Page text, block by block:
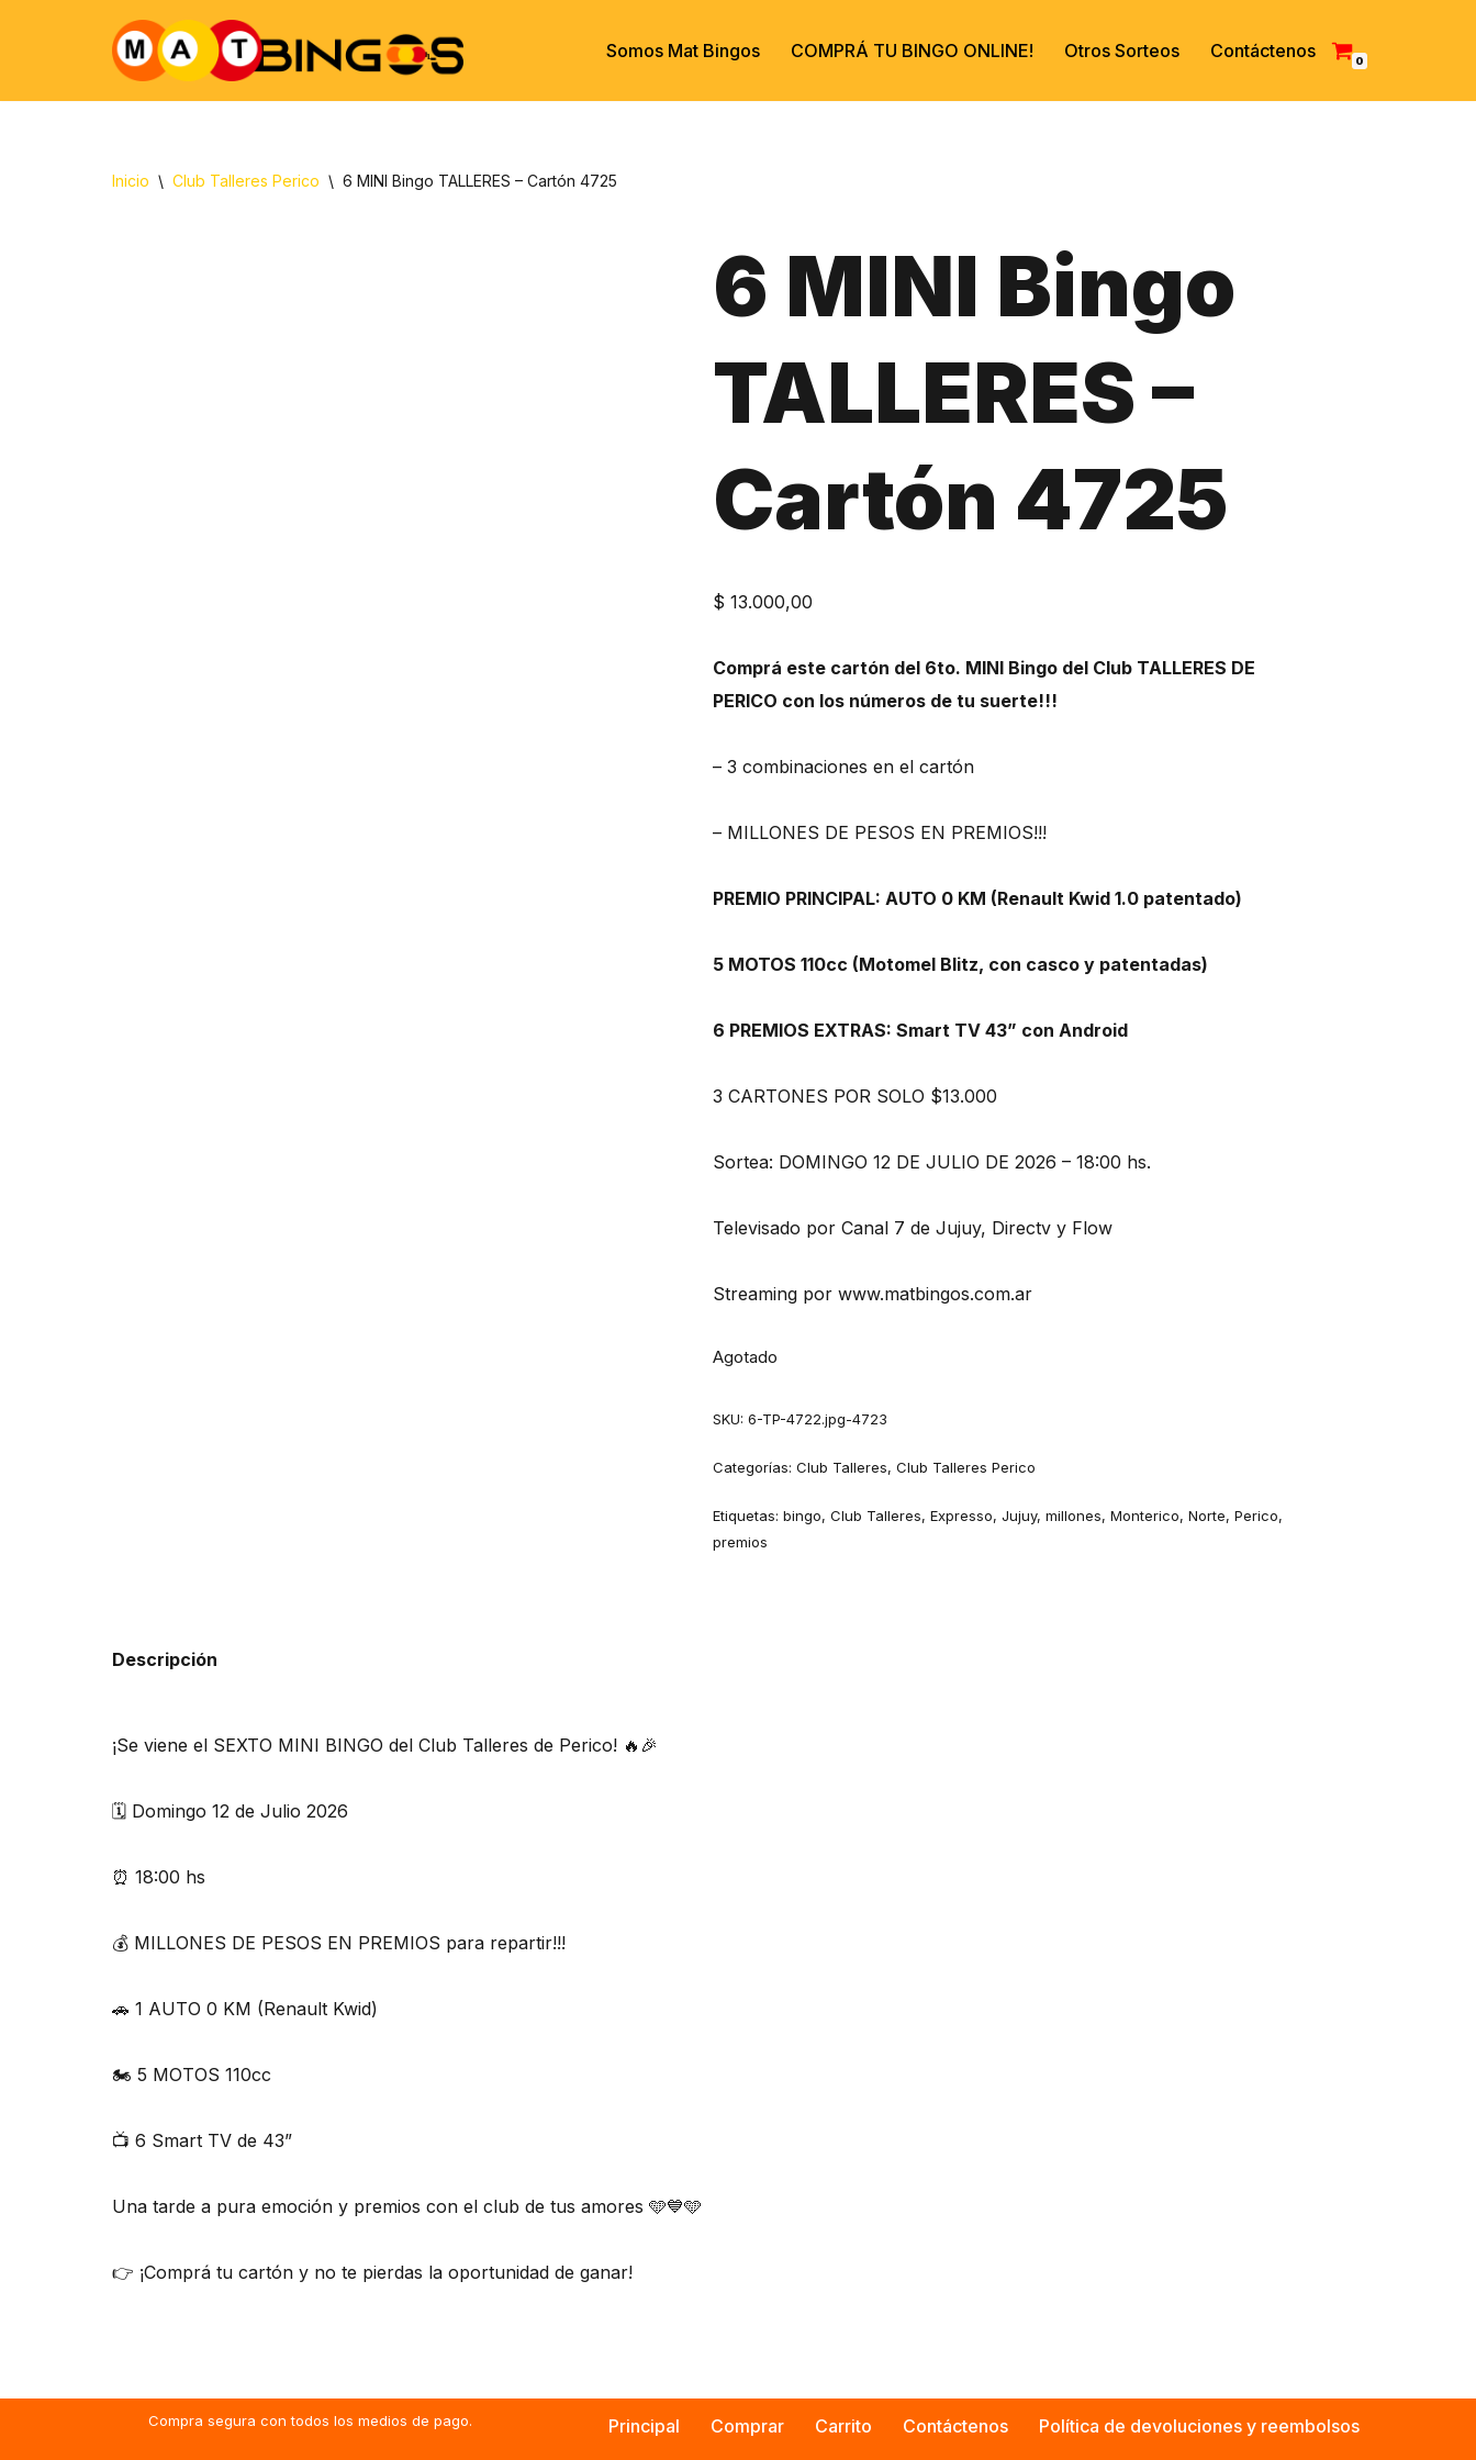
al
Somos Mat Bingos COMPRÁ TU BINGO ONLINE! Otros Sorteos Contáctenos 0
Inicio \ Club Talleres Perico \ 6 MINI Bingo TALLERES – Cartón 4725
6 MINI Bingo
TALLERES –
Cartón 4725
$ 13.000,00
Comprá este cartón del 6to. MINI Bingo del Club TALLERES DE
PERICO con los números de tu suerte!!!
– 3 combinaciones en el cartón
– MILLONES DE PESOS EN PREMIOS!!!
PREMIO PRINCIPAL: AUTO 0 KM (Renault Kwid 1.0 patentado)
5 MOTOS 110cc (Motomel Blitz, con casco y patentadas)
6 PREMIOS EXTRAS: Smart TV 43” con Android
3 CARTONES POR SOLO $13.000
Sortea: DOMINGO 12 DE JULIO DE 2026 – 18:00 hs.
Televisado por Canal 7 de Jujuy, Directv y Flow
Streaming por www.matbingos.com.ar
Agotado
SKU:6-TP-4722.jpg-4723
Categorías:Club Talleres,Club Talleres Perico
Etiquetas:bingo,Club Talleres,Expresso,Jujuy,millones,Monterico,Norte,Perico,
premios
Descripción
¡Se viene el SEXTO MINI BINGO del Club Talleres de Perico! 🔥🎉
🗓️ Domingo 12 de Julio 2026
⏰ 18:00 hs
💰 MILLONES DE PESOS EN PREMIOS para repartir!!!
🚗 1 AUTO 0 KM (Renault Kwid)
🏍️ 5 MOTOS 110cc
📺 6 Smart TV de 43”
Una tarde a pura emoción y premios con el club de tus amores 🩵💙🩵
👉 ¡Comprá tu cartón y no te pierdas la oportunidad de ganar!
Compra segura con todos los medios de pago. Principal Comprar Carrito Contáctenos Política de devoluciones y reembolsos